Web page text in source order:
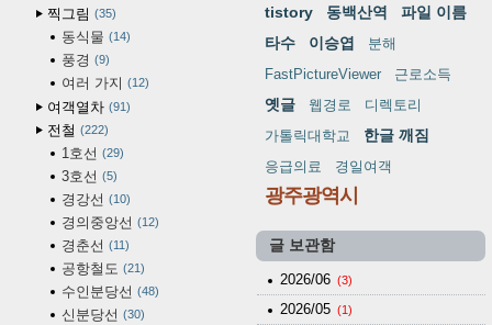
찍그림 35
동식물 14
풍경 9
여러 가지 12
여객열차 91
전철 222
1호선 29
3호선 5
경강선 10
경의중앙선 12
경춘선 11
공항철도 21
수인분당선 48
신분당선 30
tistory 동백산역
파일 이름
타수
이승엽
분해
FastPictureViewer
근로소득
옛글 웹경로
디렉토리
가톨릭대학교
한글 깨짐
응급의료 경일여객
광주광역시
글 보관함
2026/06 (3)
2026/05 (1)